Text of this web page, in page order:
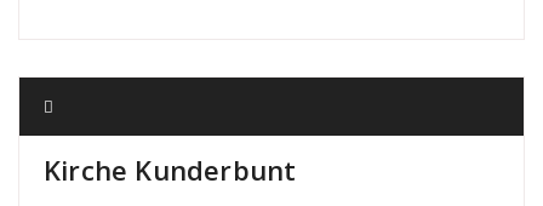
Kirche Kunderbunt